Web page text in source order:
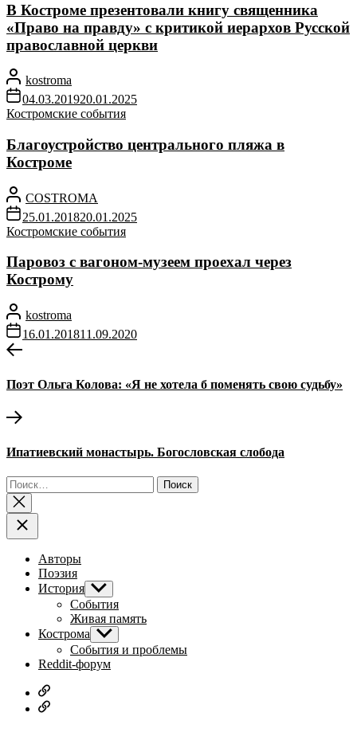
В Костроме презентовали книгу священника
«Право на правду» с критикой иерархов Русской
православной церкви
kostroma
04.03.201920.01.2025
Костромские события
Благоустройство центрального пляжа в
Костроме
COSTROMA
25.01.201820.01.2025
Костромские события
Паровоз с вагоном-музеем проехал через
Кострому
kostroma
16.01.201811.09.2020
Навигация
записям
Предыдущая
Поэт Ольга Колова: «Я не хотела б поменять свою судьбу»
Следующая
Ипатиевский монастырь. Богословская слобода
Найти:
Авторы
Поэзия
История Показывать
подменю
События
Живая память
Кострома Показывать
подменю
События и проблемы
Reddit-форум
Русское
дворянство
Наши